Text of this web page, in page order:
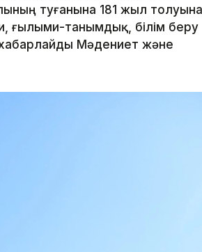
туғанына 181 жыл толуына
ғылыми-танымдық, білім беру
Мәдениет және